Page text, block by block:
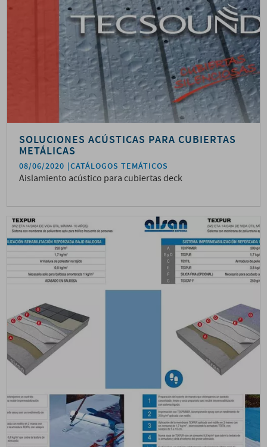
SOLUCIONES ACÚSTICAS PARA CUBIERTAS
METÁLICAS
08/06/2020 CATÁLOGOS TEMÁTICOS
Aislamiento acústico para cubiertas deck